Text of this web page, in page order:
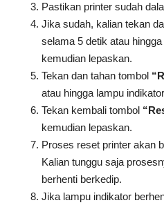
Pastikan printer sudah
Jika sudah, kalian tekan
selama 5 detik atau
kemudian lepaskan.
Tekan dan tahan tombol
atau hingga lampu
Tekan kembali tombol
kemudian lepaskan.
Proses reset printer akan
Kalian tunggu saja
berhenti berkedip.
Jika lampu indikator